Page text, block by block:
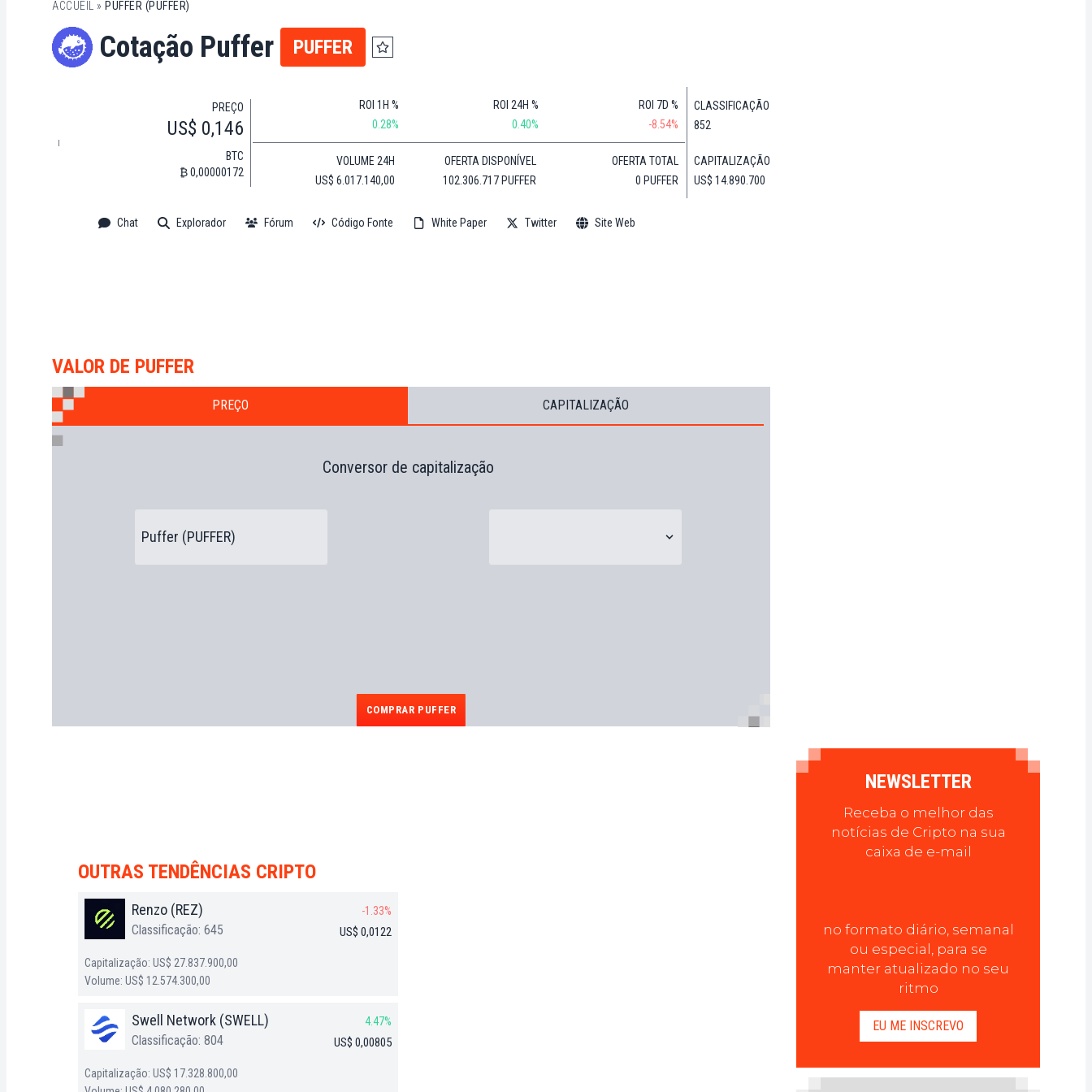
Tecnologia
Celebridades
Dogecoin
ACCUEIL » PUFFER (PUFFER)
Cotação Puffer PUFFER
PREÇO
US$ 0,146
BTC
₿ 0,00000172
ROI 1H %
0.28%
ROI 24H %
0.40%
ROI 7D %
-8.54%
VOLUME 24H
US$ 6.017.140,00
OFERTA DISPONÍVEL
102.306.717 PUFFER
OFERTA TOTAL
0 PUFFER
CLASSIFICAÇÃO
852
CAPITALIZAÇÃO
US$ 14.890.700
Chat Explorador Fórum Código Fonte White Paper Twitter Site Web
VALOR DE PUFFER
PREÇO CAPITALIZAÇÃO
Conversor de capitalização
COMPRAR PUFFER
OUTRAS TENDÊNCIAS CRIPTO
Renzo (REZ)
Classificação: 645
-1.33%
US$ 0,0122
Capitalização: US$ 27.837.900,00
Volume: US$ 12.574.300,00
Swell Network (SWELL)
Classificação: 804
4.47%
US$ 0,00805
Capitalização: US$ 17.328.800,00
NEWSLETTER
Receba o melhor das
notícias de Cripto na sua
caixa de e-mail
no formato diário, semanal
ou especial, para se
manter atualizado no seu
ritmo
EU ME INSCREVO